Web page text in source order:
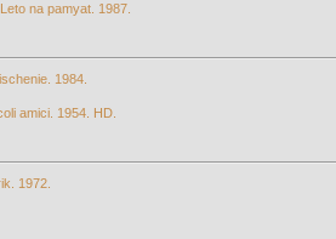
na pamyat. 1987.
1984.
amici. 1954. HD.
1972.